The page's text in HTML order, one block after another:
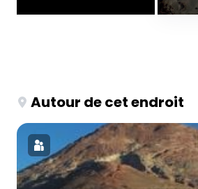
Autour de cet endroit